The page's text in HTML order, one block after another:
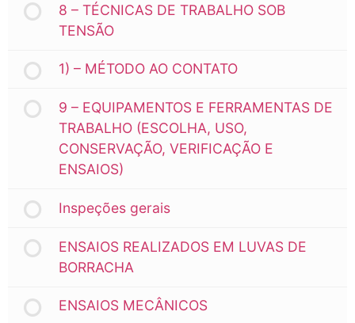
8 – TÉCNICAS DE TRABALHO SOB
TENSÃO
1) – MÉTODO AO CONTATO
9 – EQUIPAMENTOS E FERRAMENTAS DE
TRABALHO (ESCOLHA, USO,
CONSERVAÇÃO, VERIFICAÇÃO E
ENSAIOS)
Inspeções gerais
ENSAIOS REALIZADOS EM LUVAS DE
BORRACHA
ENSAIOS MECÂNICOS